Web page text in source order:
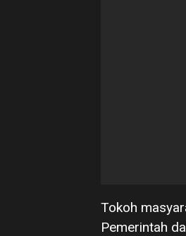
Tokoh
Pemerintah